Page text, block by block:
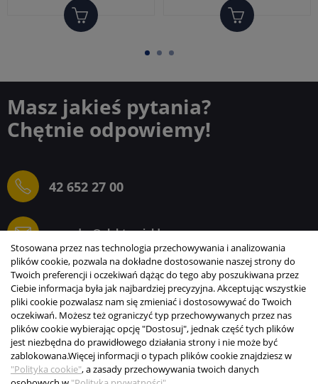
Masz jakieś pytania?
Chętnie odpowiemy!
42 652 27 00
sprzedaz@elektrogielda.com
ELEKTROGIEŁDA SZ.ŻACZKIEWICZ; M.KARLIŃSKI
SP.J.
INFORMACJE
STREFA KLIENTA
Stosowana przez nas technologia przechowywania i analizowania
plików cookie, pozwala na dokładne dostosowanie naszej strony do
Twoich preferencji i oczekiwań dążąc do tego aby poszukiwana przez
Ciebie informacja była jak najbardziej precyzyjna. Akceptując wszystkie
pliki cookie pozwalasz nam się zmieniać i dostosowywać do Twoich
oczekiwań. Możesz też ograniczyć typ przechowywanych przez nas
plików cookie wybierając opcję "Dostosuj", jednak część tych plików
jest niezbędna do prawidłowego działania strony i nie może być
zablokowana.Więcej informacji o typach plików cookie znajdziesz w
"Polityka cookie", a zasady przechowywania twoich danych